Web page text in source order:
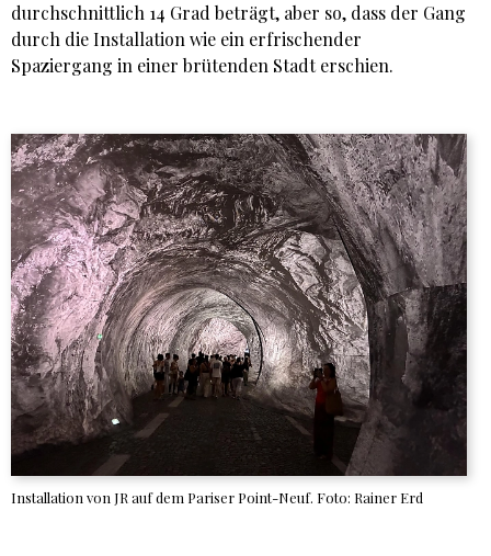
durchschnittlich 14 Grad beträgt, aber so, dass der Gang
durch die Installation wie ein erfrischender
Spaziergang in einer brütenden Stadt erschien.
Installation von JR auf dem Pariser Point-Neuf. Foto: Rainer Erd